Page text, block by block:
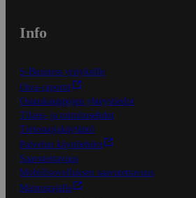
Info
S-Business yrityksille
Oiva-raportit
Osuuskauppojen yhteystiedot
Tilaus- ja toimitusehdot
Tietosuojakäytäntö
Palvelun käyttöehdot
Saavutettavuus
Mobiilisovelluksen saavutettavuus
Mainostajalle